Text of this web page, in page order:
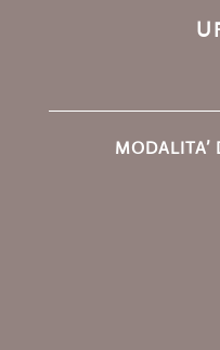
MODALITA’